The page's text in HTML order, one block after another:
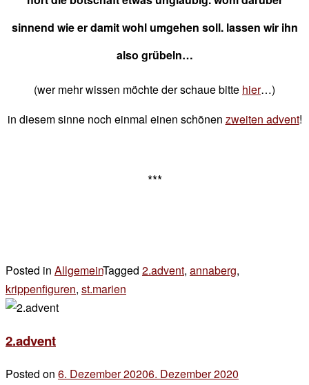
sinnend wie er damit wohl umgehen soll. lassen wir ihn
also grübeln…
(wer mehr wissen möchte der schaue bitte hier…)
in diesem sinne noch einmal einen schönen zweiten advent!
***
Posted in AllgemeinTagged 2.advent, annaberg,
krippenfiguren, st.marien
2.advent
Posted on 6. Dezember 20206. Dezember 2020